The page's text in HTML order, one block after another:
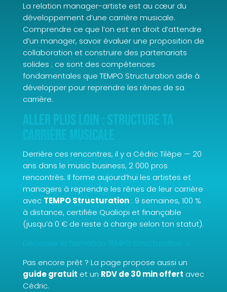
La relation manager-artiste est au cœur du
développement d’une carrière musicale.
Comprendre ce que l’on est en droit d’attendre
d’un manager, savoir évaluer une proposition de
collaboration et construire des partenariats
solides : ce sont des compétences
fondamentales que TEMPO Structuration aide à
développer pour reprendre les rênes de sa
carrière.
Aller plus loin : structure ta
Derrière ces rencontres, il y a Cédric Tilèpe — 20
ans dans le music business, 2 000 pros
rencontrés. Il forme aujourd’hui les artistes et
managers à reprendre les rênes de leur carrière
avec TEMPO Structuration: 9 semaines, 100 %
à distance, certifiée Qualiopi et finançable
(jusqu’à 0 € de reste à charge selon ton statut).
Découvrir la formation TEMPO Structuration →
Pas encore prêt ? La page propose aussi un
guide gratuit et un RDV de 30 min offert avec
Cédric.